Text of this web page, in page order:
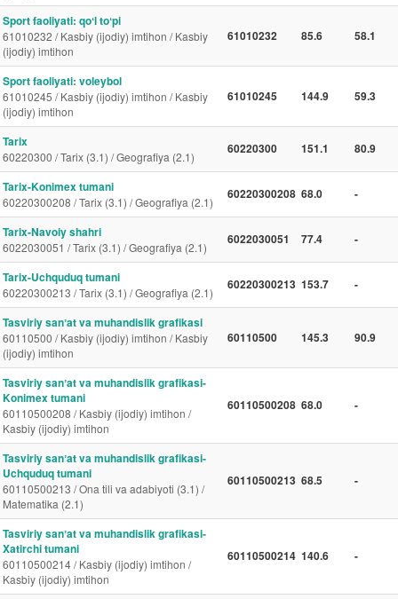
Sport faoliyati: qoʻl toʻpi
61010232 / Kasbiy (ijodiy) imtihon / Kasbiy
(ijodiy) imtihon
61010232 85.6 58.1
Sport faoliyati: voleybol
61010245 / Kasbiy (ijodiy) imtihon / Kasbiy
(ijodiy) imtihon
61010245 144.9 59.3
Tarix
60220300 / Tarix (3.1) / Geografiya (2.1)
60220300 151.1 80.9
Tarix-Konimex tumani
60220300208 / Tarix (3.1) / Geografiya (2.1)
60220300208 68.0 -
Tarix-Navoiy shahri
6022030051 / Tarix (3.1) / Geografiya (2.1)
6022030051 77.4 -
Tarix-Uchquduq tumani
60220300213 / Tarix (3.1) / Geografiya (2.1)
60220300213 153.7 -
Tasviriy sanʼat va muhandislik grafikasi
60110500 / Kasbiy (ijodiy) imtihon / Kasbiy
(ijodiy) imtihon
60110500 145.3 90.9
Tasviriy sanʼat va muhandislik grafikasi-
Konimex tumani
60110500208 / Kasbiy (ijodiy) imtihon /
Kasbiy (ijodiy) imtihon
60110500208 68.0 -
Tasviriy sanʼat va muhandislik grafikasi-
Uchquduq tumani
60110500213 / Ona tili va adabiyoti (3.1) /
Matematika (2.1)
60110500213 68.5 -
Tasviriy sanʼat va muhandislik grafikasi-
Xatirchi tumani
60110500214 / Kasbiy (ijodiy) imtihon /
Kasbiy (ijodiy) imtihon
60110500214 140.6 -